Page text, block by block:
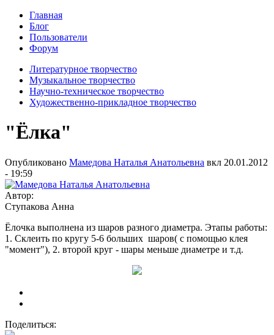
Главная
Блог
Пользователи
Форум
Литературное творчество
Музыкальное творчество
Научно-техническое творчество
Художественно-прикладное творчество
"Ёлка"
Опубликовано Мамедова Наталья Анатольевна вкл 20.01.2012
- 19:59
Автор:
Ступакова Анна
Ёлочка выполнена из шаров разного диаметра. Этапы работы:
1. Склеить по кругу 5-6 больших шаров( с помощью клея
"момент"), 2. второй круг - шары меньше диаметре и т.д.
Поделиться: